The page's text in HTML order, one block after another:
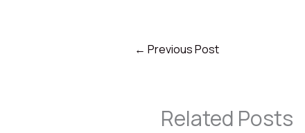
← Previous Post
Related Posts